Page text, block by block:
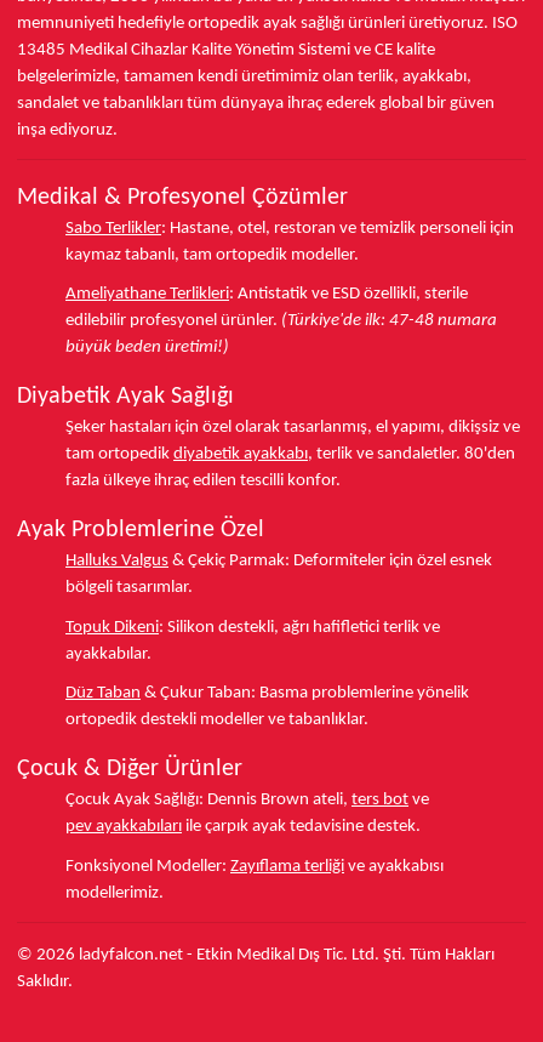
memnuniyeti hedefiyle ortopedik ayak sağlığı ürünleri üretiyoruz. ISO
13485 Medikal Cihazlar Kalite Yönetim Sistemi ve CE kalite
belgelerimizle, tamamen kendi üretimimiz olan terlik, ayakkabı,
sandalet ve tabanlıkları tüm dünyaya ihraç ederek global bir güven
inşa ediyoruz.
Medikal & Profesyonel Çözümler
Sabo Terlikler: Hastane, otel, restoran ve temizlik personeli için
kaymaz tabanlı, tam ortopedik modeller.
Ameliyathane Terlikleri: Antistatik ve ESD özellikli, sterile
edilebilir profesyonel ürünler. (Türkiye'de ilk: 47-48 numara
büyük beden üretimi!)
Diyabetik Ayak Sağlığı
Şeker hastaları için özel olarak tasarlanmış, el yapımı, dikişsiz ve
tam ortopedik diyabetik ayakkabı, terlik ve sandaletler. 80'den
fazla ülkeye ihraç edilen tescilli konfor.
Ayak Problemlerine Özel
Halluks Valgus & Çekiç Parmak: Deformiteler için özel esnek
bölgeli tasarımlar.
Topuk Dikeni: Silikon destekli, ağrı hafifletici terlik ve
ayakkabılar.
Düz Taban & Çukur Taban: Basma problemlerine yönelik
ortopedik destekli modeller ve tabanlıklar.
Çocuk & Diğer Ürünler
Çocuk Ayak Sağlığı: Dennis Brown ateli, ters bot ve
pev ayakkabıları ile çarpık ayak tedavisine destek.
Fonksiyonel Modeller: Zayıflama terliği ve ayakkabısı
modellerimiz.
© 2026 ladyfalcon.net - Etkin Medikal Dış Tic. Ltd. Şti. Tüm Hakları
Saklıdır.